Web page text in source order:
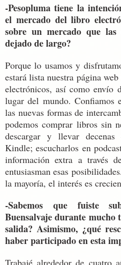
-Pesopluma tiene la
el mercado del libro
sobre un mercado que las
dejado de largo?
Porque lo usamos y
estará lista nuestra página
electrónicos, así como envío
lugar del mundo. Confiamos
las nuevas formas de
podemos comprar libros sin
descargar y llevar
Kindle; escucharlos en
información extra a través
entusiasman esas
la mayoría, el interés es
-Sabemos que fuiste
Buensalvaje durante mucho
salida? Asimismo, ¿qué
haber participado en esta
Trabajé alrededor de cuatro